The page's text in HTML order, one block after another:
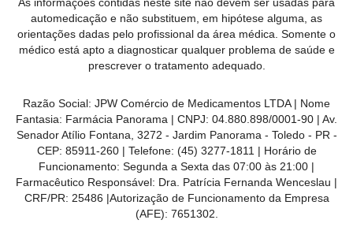
As informações contidas neste site não devem ser usadas para
automedicação e não substituem, em hipótese alguma, as
orientações dadas pelo profissional da área médica. Somente o
médico está apto a diagnosticar qualquer problema de saúde e
prescrever o tratamento adequado.
Razão Social: JPW Comércio de Medicamentos LTDA | Nome
Fantasia: Farmácia Panorama | CNPJ: 04.880.898/0001-90 | Av.
Senador Atílio Fontana, 3272 - Jardim Panorama - Toledo - PR -
CEP: 85911-260 | Telefone: (45) 3277-1811 | Horário de
Funcionamento: Segunda a Sexta das 07:00 às 21:00 |
Farmacêutico Responsável: Dra. Patrícia Fernanda Wenceslau |
CRF/PR: 25486 |Autorização de Funcionamento da Empresa
(AFE): 7651302.